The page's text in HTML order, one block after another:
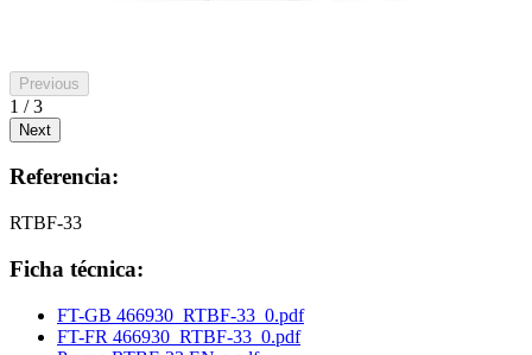
Previous
1 / 3
Next
Referencia:
RTBF-33
Ficha técnica:
FT-GB 466930_RTBF-33_0.pdf
FT-FR 466930_RTBF-33_0.pdf